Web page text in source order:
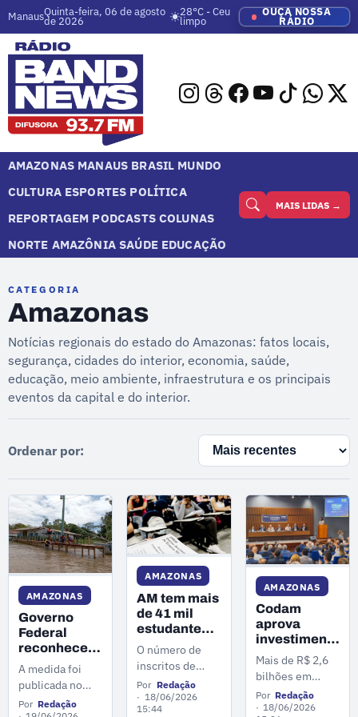
ManausQuinta-feira, 06 de agosto
de 2026
28°C - Ceu
limpo
OUÇA NOSSA
RÁDIO
AMAZONAS MANAUS BRASIL MUNDO
CULTURA ESPORTES POLÍTICA
REPORTAGEM PODCASTS COLUNAS
NORTE AMAZÔNIA SAÚDE EDUCAÇÃO
MAIS LIDAS →
CATEGORIA
Amazonas
Notícias regionais do estado do Amazonas: fatos locais,
segurança, cidades do interior, economia, saúde,
educação, meio ambiente, infraestrutura e os principais
eventos da capital e do interior.
Ordenar por:
AMAZONAS
Governo
Federal
reconhece
emergência
no Careiro
por causa de
inundações
A medida foi
publicada no
Diário Oficial da
Por Redação
AMAZONAS
AM tem mais
de 41 mil
estudantes
da rede
pública
inscritos no
Enem 2026
O número de
inscritos de
estudantes
finalistas do
Ensino Médio da
Por Redação
18/06/2026
15:44
AMAZONAS
Codam
aprova
investimentos
de mais de
R$ 2,6 bi e
geração de
4,8 mil
Mais de R$ 2,6
bilhões em
investimentos e
a geração de
Por Redação
18/06/2026